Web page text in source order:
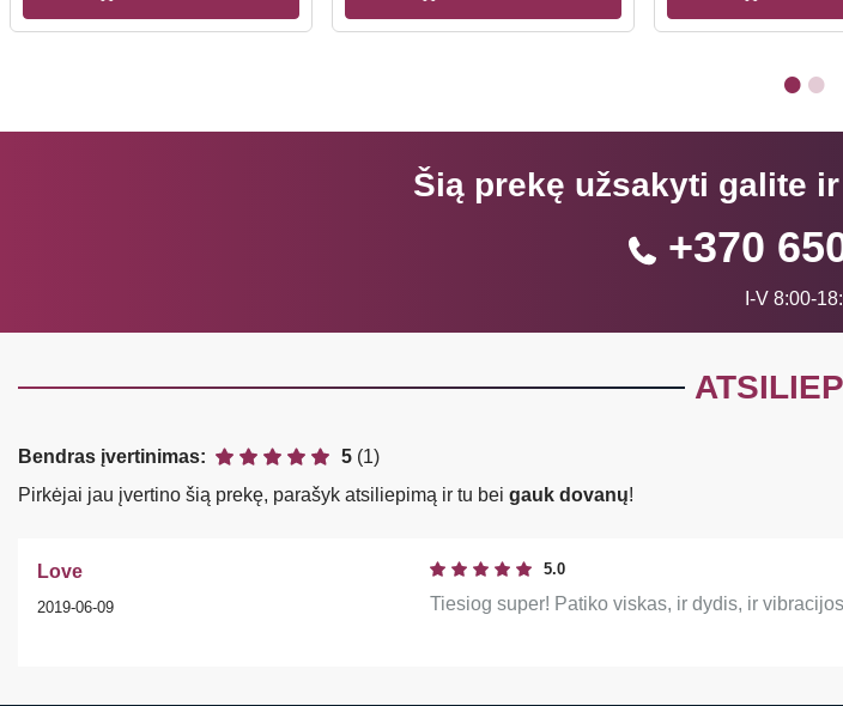
Šią prekę užsakyti galite
+370
I-V 8:00-
Bendras įvertinimas: 5 (1)
Pirkėjai jau įvertino šią prekę, parašyk atsiliepimą ir tu bei gauk dovanų!
Love
2019-06-09
5.0
Tiesiog super! Patiko viskas, ir dydis, ir